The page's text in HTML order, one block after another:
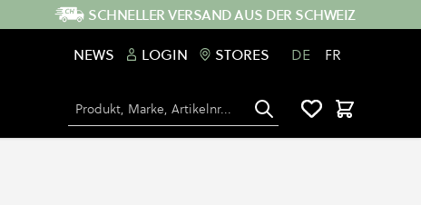
SCHNELLER VERSAND AUS DER SCHWEIZ
NEWS
LOGIN STORES DE FR
Suche Warenkorb